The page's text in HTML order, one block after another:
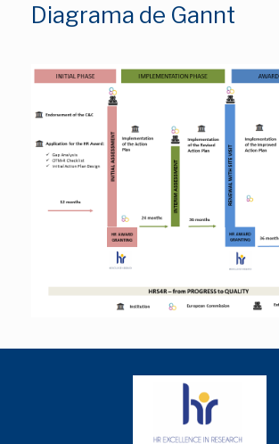
Diagrama de Gannt